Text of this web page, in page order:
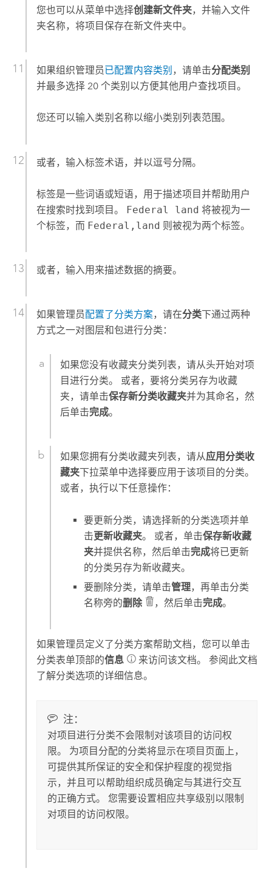
您也可以从菜单中选择创建新文件夹，并输入文件
夹名称，将项目保存在新文件夹中。
如果组织管理员已配置内容类别 ，请单击分配类别
并最多选择 20 个类别以方便其他用户查找项目。
您还可以输入类别名称以缩小类别列表范围。
或者，输入标签术语，并以逗号分隔。
标签是一些词语或短语，用于描述项目并帮助用户
在搜索时找到项目。 Federal land 将被视为一
个标签，而 Federal,land 则被视为两个标签。
或者，输入用来描述数据的摘要。
如果管理员配置了分类方案，请在分类下通过两种
方式之一对图层和包进行分类：
如果您没有收藏夹分类列表，请从头开始对项
目进行分类。 或者，要将分类另存为收藏
夹，请单击保存新分类收藏夹并为其命名，然
后单击完成。
如果您拥有分类收藏夹列表，请从应用分类收
藏夹下拉菜单中选择要应用于该项目的分类。
或者，执行以下任意操作：
要更新分类，请选择新的分类选项并单
击更新收藏夹。 或者，单击保存新收藏
夹并提供名称，然后单击完成将已更新
的分类另存为新收藏夹。
要删除分类，请单击管理，再单击分类
名称旁的删除 ，然后单击完成。
如果管理员定义了分类方案帮助文档，您可以单击
分类表单顶部的信息
来访问该文档。 参阅此文档
了解分类选项的详细信息。
注：
对项目进行分类不会限制对该项目的访问权
限。 为项目分配的分类将显示在项目页面上，
可提供其所保证的安全和保护程度的视觉指
示，并且可以帮助组织成员确定与其进行交互
的正确方式。 您需要设置相应共享级别以限制
对项目的访问权限。